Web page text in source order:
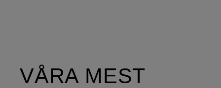
VÅRA MEST